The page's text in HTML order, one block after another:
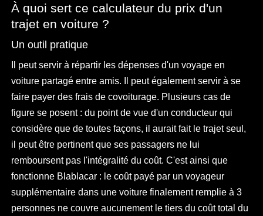
À quoi sert ce calculateur du prix d'un
trajet en voiture ?
Un outil pratique
Il peut servir à répartir les dépenses d'un voyage en
voiture partagé entre amis. Il peut également servir à se
faire payer des frais de covoiturage. Plusieurs cas de
figure se posent : du point de vue d'un conducteur qui
considère que de toutes façons, il aurait fait le trajet seul,
il peut être pertinent que ses passagers ne lui
remboursent pas l'intégralité du coût. C'est ainsi que
fonctionne Blablacar : le coût payé par un voyageur
supplémentaire dans une voiture finalement remplie à 3
personnes ne couvre aucunement le tiers du coût total du